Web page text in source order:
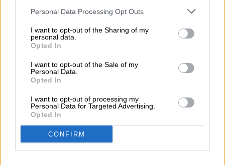
Personal Data Processing Opt Outs
I want to opt-out of the Sharing of my
personal data.
Opted In
I want to opt-out of the Sale of my
Personal Data.
Opted In
I want to opt-out of processing my
Personal Data for Targeted Advertising.
Opted In
CONFIRM
Imagen utilizada con permiso del titular de los derechos de autor
En el caso del A53 también hay una cámara
cuádruple con sensor principal de 64 MP,
un gran angular de 12 MP, un sensor macro
de 5 MP y uno de profundidad de 5 MP. La
cámara frontal en el primer modelo es de
13 MP y en el modelo superior, de 32 MP.